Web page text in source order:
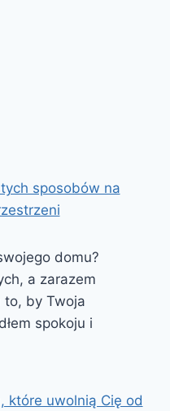
sposobów na
domu?
a zarazem
to, by Twoja
spokoju i
które uwolnią Cię od